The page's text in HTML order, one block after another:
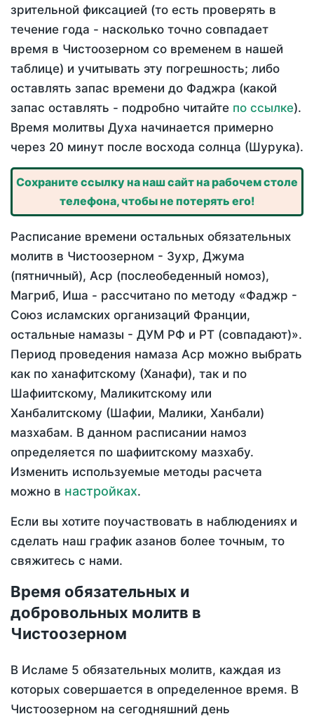
зрительной фиксацией (то есть проверять в
течение года - насколько точно совпадает
время в Чистоозерном со временем в нашей
таблице) и учитывать эту погрешность; либо
оставлять запас времени до Фаджра (какой
запас оставлять - подробно читайте по ссылке).
Время молитвы Духа начинается примерно
через 20 минут после восхода солнца (Шурука).
Сохраните ссылку на наш сайт на рабочем столе
телефона, чтобы не потерять его!
Расписание времени остальных обязательных
молитв в Чистоозерном - Зухр, Джума
(пятничный), Аср (послеобеденный номоз),
Магриб, Иша - рассчитано по методу «Фаджр -
Союз исламских организаций Франции,
остальные намазы - ДУМ РФ и РТ (совпадают)».
Период проведения намаза Аср можно выбрать
как по ханафитскому (Ханафи), так и по
Шафиитскому, Маликитскому или
Ханбалитскому (Шафии, Малики, Ханбали)
мазхабам. В данном расписании намоз
определяется по шафиитскому мазхабу.
Изменить используемые методы расчета
можно в настройках.
Если вы хотите поучаствовать в наблюдениях и
сделать наш график азанов более точным, то
свяжитесь с нами.
Время обязательных и
добровольных молитв в
Чистоозерном
В Исламе 5 обязательных молитв, каждая из
которых совершается в определенное время. В
Чистоозерном на сегодняшний день